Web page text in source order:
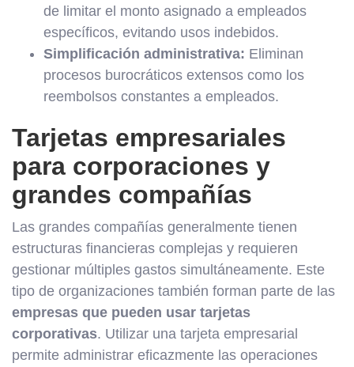
de limitar el monto asignado a empleados
específicos, evitando usos indebidos.
Simplificación administrativa: Eliminan
procesos burocráticos extensos como los
reembolsos constantes a empleados.
Tarjetas empresariales
para corporaciones y
grandes compañías
Las grandes compañías generalmente tienen
estructuras financieras complejas y requieren
gestionar múltiples gastos simultáneamente. Este
tipo de organizaciones también forman parte de las
empresas que pueden usar tarjetas
corporativas. Utilizar una tarjeta empresarial
permite administrar eficazmente las operaciones